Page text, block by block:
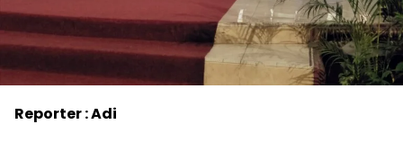
Reporter : Adi